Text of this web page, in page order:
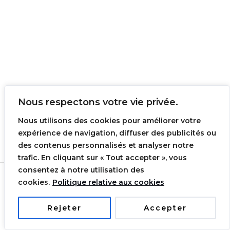
Nous respectons votre vie privée.
Nous utilisons des cookies pour améliorer votre
expérience de navigation, diffuser des publicités ou
des contenus personnalisés et analyser notre
trafic. En cliquant sur « Tout accepter », vous
consentez à notre utilisation des
cookies. Politique relative aux cookies
Rejeter Accepter
Mentions légales
Contact
Copyright © 2026 Arjita Collection | Realisée par